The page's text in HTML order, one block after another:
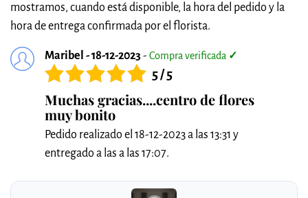
mostramos, cuando está disponible, la hora del pedido y la
hora de entrega confirmada por el florista.
Maribel - 18-12-2023 - Compra verificada ✓
5 / 5
Muchas gracias....centro de flores
muy bonito
Pedido realizado el 18-12-2023 a las 13:31 y
entregado a las a las 17:07.